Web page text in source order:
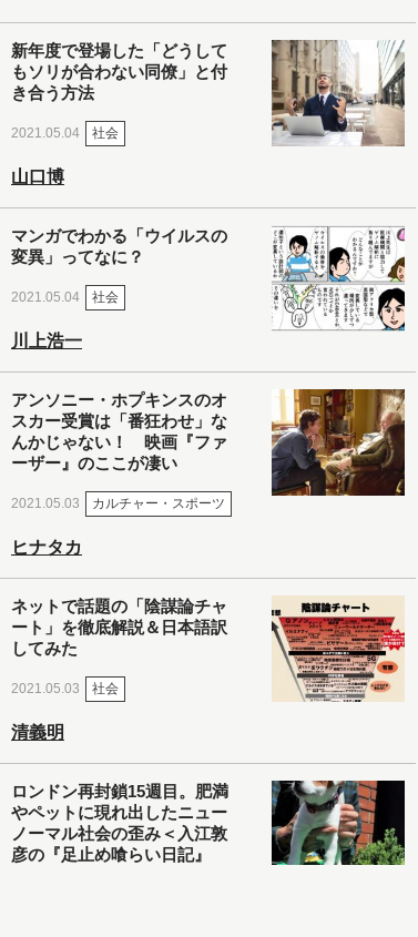
新年度で登場した「どうして
もソリが合わない同僚」と付
き合う方法
2021.05.04 社会
山口博
マンガでわかる「ウイルスの
変異」ってなに？
2021.05.04 社会
川上浩一
アンソニー・ホプキンスのオ
スカー受賞は「番狂わせ」な
んかじゃない！ 映画『ファ
ーザー』のここが凄い
2021.05.03 カルチャー・スポーツ
ヒナタカ
ネットで話題の「陰謀論チャ
ート」を徹底解説＆日本語訳
してみた
2021.05.03 社会
清義明
ロンドン再封鎖15週目。肥満
やペットに現れ出したニュー
ノーマル社会の歪み＜入江敦
彦の『足止め喰らい日記』